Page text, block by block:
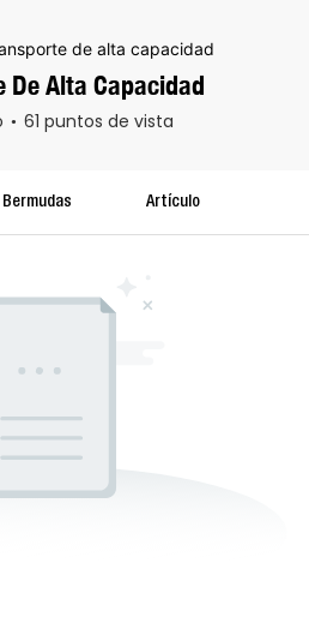
de alta capacidad
De Alta Capacidad
61 puntos de vista
Bermudas Artículo